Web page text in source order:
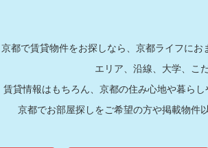
京都で賃貸物件をお探しなら、京都ライフに
エリア、沿線、大学、こ
賃貸情報はもちろん、京都の住み心地や暮ら
京都でお部屋探しをご希望の方や掲載物件